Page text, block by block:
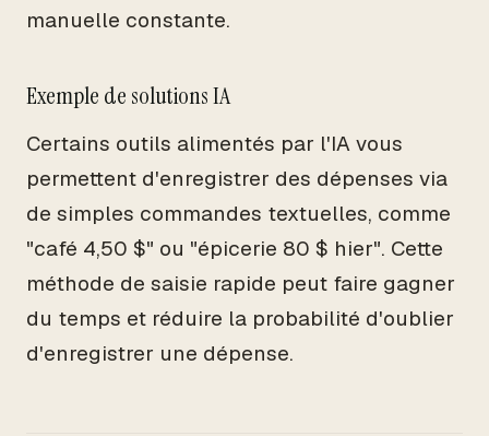
manuelle constante.
Exemple de solutions IA
Certains outils alimentés par l'IA vous
permettent d'enregistrer des dépenses via
de simples commandes textuelles, comme
"café 4,50 $" ou "épicerie 80 $ hier". Cette
méthode de saisie rapide peut faire gagner
du temps et réduire la probabilité d'oublier
d'enregistrer une dépense.